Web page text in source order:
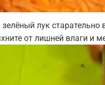
лук
от лишней влаги и